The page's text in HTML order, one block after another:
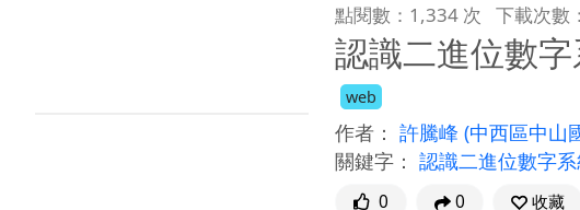
點閱數：1,334 次 下載次數
認識二進位數
web
作者： 許騰峰 (中西區中山
關鍵字： 認識二進位數字
0 0 收藏